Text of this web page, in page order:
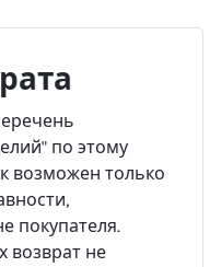
по этому
возможен только
покупателя.
возврат не